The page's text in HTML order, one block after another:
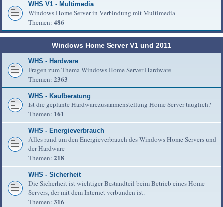
WHS V1 - Multimedia
Windows Home Server in Verbindung mit Multimedia
Themen: 486
Windows Home Server V1 und 2011
WHS - Hardware
Fragen zum Thema Windows Home Server Hardware
Themen: 2363
WHS - Kaufberatung
Ist die geplante Hardwarezusammenstellung Home Server tauglich?
Themen: 161
WHS - Energieverbrauch
Alles rund um den Energieverbrauch des Windows Home Servers und
der Hardware
Themen: 218
WHS - Sicherheit
Die Sicherheit ist wichtiger Bestandteil beim Betrieb eines Home
Servers, der mit dem Internet verbunden ist.
Themen: 316